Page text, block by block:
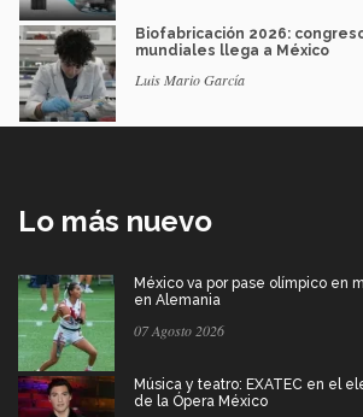
Biofabricación 2026:
mundiales llega a México
Luis Mario García
Lo más nuevo
México va por pase olímpico en
en Alemania
07 Agosto 2026
Música y teatro: EXATEC en el
de la Ópera México